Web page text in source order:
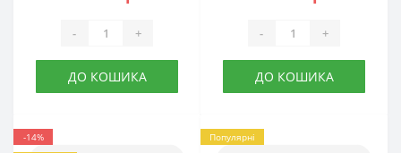
- +
ДО КОШИКА
- +
ДО КОШИКА
-14%
Популярні